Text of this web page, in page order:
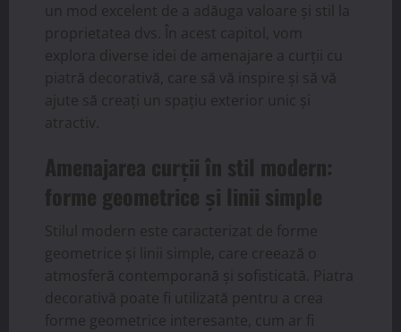
un mod excelent de a adăuga valoare și stil la
proprietatea dvs. În acest capitol, vom
explora diverse idei de amenajare a curții cu
piatră decorativă, care să vă inspire și să vă
ajute să creați un spațiu exterior unic și
atractiv.
Amenajarea curții în stil modern:
forme geometrice și linii simple
Stilul modern este caracterizat de forme
geometrice și linii simple, care creează o
atmosferă contemporană și sofisticată. Piatra
decorativă poate fi utilizată pentru a crea
forme geometrice interesante, cum ar fi